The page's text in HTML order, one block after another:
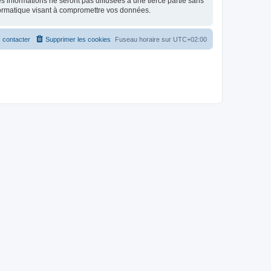
visant à compromettre vos données.
Fuseau horaire sur UTC+02:00
Supprimer les cookies
contacter